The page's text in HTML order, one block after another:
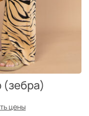
(зебра)
цены